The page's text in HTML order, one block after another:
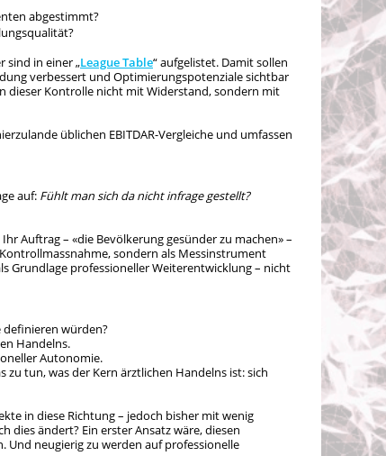
abgestimmt?
sind in einer „League Table“ aufgelistet. Damit sollen
verbessert und Optimierungspotenziale sichtbar
dieser Kontrolle nicht mit Widerstand, sondern mit
üblichen EBITDAR-Vergleiche und umfassen
auf: Fühlt man sich da nicht infrage gestellt?
Auftrag – «die Bevölkerung gesünder zu machen» –
sondern als Messinstrument
Grundlage professioneller Weiterentwicklung – nicht
definieren würden?
Handelns.
Autonomie.
zu tun, was der Kern ärztlichen Handelns ist: sich
in diese Richtung – jedoch bisher mit wenig
dies ändert? Ein erster Ansatz wäre, diesen
Und neugierig zu werden auf professionelle